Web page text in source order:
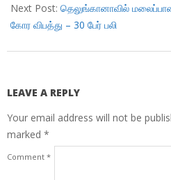
Next Post: தெலுங்கானாவில்
கோர விபத்து – 30 பேர் பலி
LEAVE A REPLY
Your email address will not be
marked *
Comment *